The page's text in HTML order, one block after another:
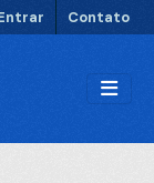
Contato